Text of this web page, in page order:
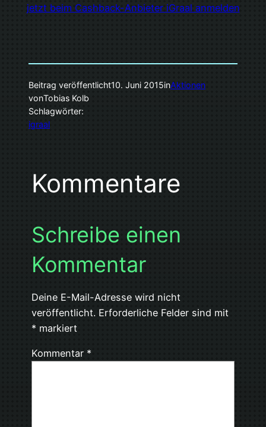
jetzt beim Cashback-Anbieter iGraal anmelden
Beitrag veröffentlicht10. Juni 2015inAktionen
vonTobias Kolb
Schlagwörter:
igraal
Kommentare
Schreibe einen
Kommentar
Deine E-Mail-Adresse wird nicht
veröffentlicht. Erforderliche Felder sind mit
* markiert
Kommentar *